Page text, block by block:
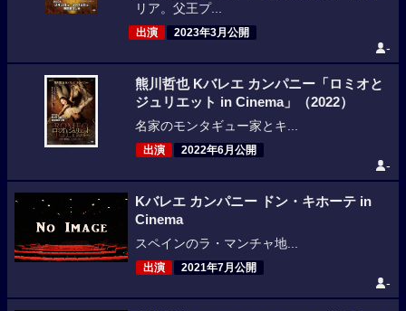
リア。父王プ...
出演 2023年3月公開
-
熊川哲也 Kバレエ カンパニー「ロミオと
ジュリエット in Cinema」（2022）
名家のモンタギュー家とキ...
出演 2022年6月公開
-
Kバレエ カンパニー ドン・キホーテ in
Cinema
スペインのラ・マンチャ地...
出演 2021年7月公開
-